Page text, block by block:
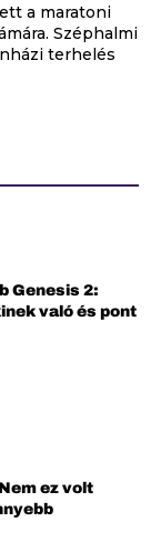
a maratoni
Széphalmi
terhelés
Genesis 2:
való és pont
ez volt